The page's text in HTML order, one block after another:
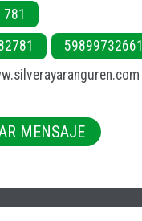
59899732661
MENSAJE